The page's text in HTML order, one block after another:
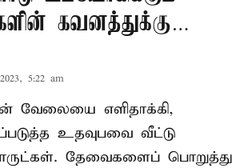
கவனத்துக்கு…
5:22 am
வேலையை எளிதாக்கி,
உதவுபவை வீட்டு
தேவைகளைப் பொறுத்து